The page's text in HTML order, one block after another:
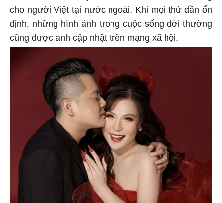
cho người Việt tại nước ngoài. Khi mọi thứ dần ổn
định, những hình ảnh trong cuộc sống đời thường
cũng được anh cập nhật trên mạng xã hội.